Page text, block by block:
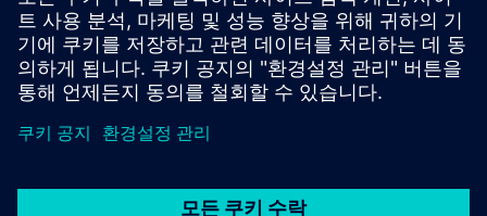
서 계속해서 기술 혁신의 최전선에 서 있어요.